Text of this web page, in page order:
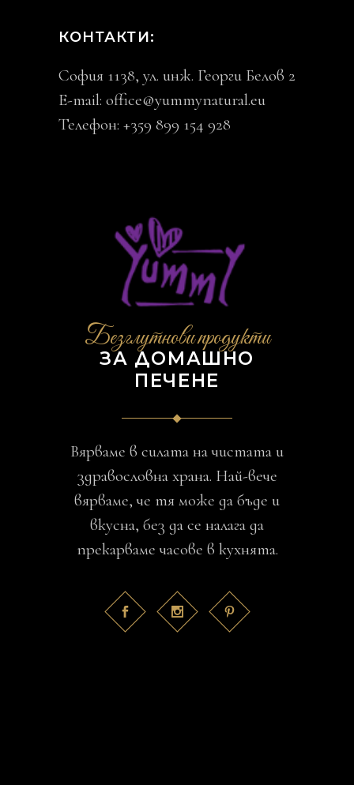
КОНТАКТИ:
София 1138, ул. инж. Георги Белов 2
E-mail: office@yummynatural.eu
Телефон: +359 899 154 928
Безглутнови продукти
ЗА ДОМАШНО
ПЕЧЕНЕ
Вярваме в силата на чистата и
здравословна храна. Най-вече
вярваме, че тя може да бъде и
вкусна, без да се налага да
прекарваме часове в кухнята.